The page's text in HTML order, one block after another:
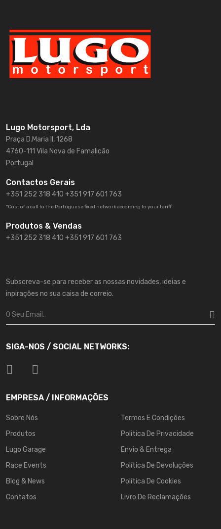
Lugo Motorsport, Lda
Praça D.Maria II, 1268
4760-111 Vila Nova de Famalicão
Portugal
Contactos Gerais
+351 252 318 410 +351 917 601 763
*Cost of a call to the Portuguese fixed network according to your tariff
Produtos & Vendas
+351 252 318 410 +351 917 601 763
Subscreva-se para receber as nossas novidades, ideias e
inpirações no sua caisa de correio.
SIGA-NOS / SOCIAL NETWORKS:
EMPRESA / INFORMAÇÕES
Sobre Nós
Produtos
Lugo Garage
Race Events
Blog & News
Contatos
Termos E Condições
Politica De Privacidade
Envio & Entrega
Política De Devoluções
Política De Cookies
Livro De Reclamações